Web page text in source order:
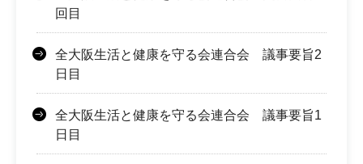
回目
全大阪生活と健康を守る会連合会 議事要旨2
日目
全大阪生活と健康を守る会連合会 議事要旨1
日目